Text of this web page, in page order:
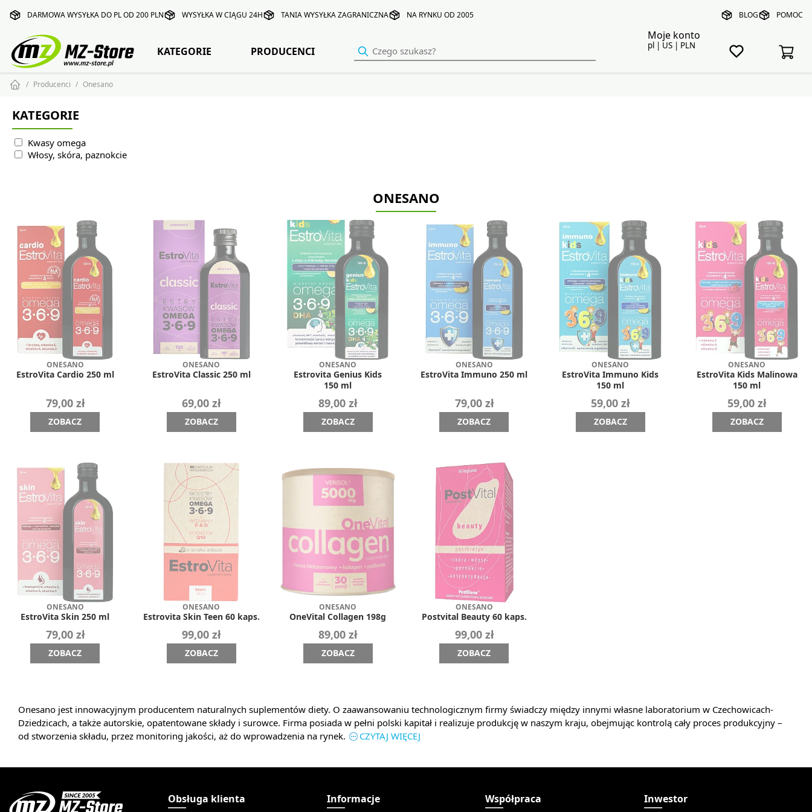
DARMOWA WYSYŁKA DO PL OD 200 PLN WYSYŁKA W CIĄGU 24H TANIA WYSYŁKA ZAGRANICZNA NA RYNKU OD 2005 BLOG POMOC
Moje konto
pl | US | PLN
KATEGORIE PRODUCENCI
Producenci Onesano
KATEGORIE
Kwasy omega
Włosy, skóra, paznokcie
ONESANO
ONESANO
EstroVita Cardio 250 ml
79,00 zł
ZOBACZ
ONESANO
EstroVita Classic 250 ml
69,00 zł
ZOBACZ
ONESANO
Estrovita Genius Kids
150 ml
89,00 zł
ZOBACZ
ONESANO
EstroVita Immuno 250 ml
79,00 zł
ZOBACZ
ONESANO
EstroVita Immuno Kids
150 ml
59,00 zł
ZOBACZ
ONESANO
EstroVita Kids Malinowa
150 ml
59,00 zł
ZOBACZ
ONESANO
EstroVita Skin 250 ml
79,00 zł
ZOBACZ
ONESANO
Estrovita Skin Teen 60 kaps.
99,00 zł
ZOBACZ
ONESANO
OneVital Collagen 198g
89,00 zł
ZOBACZ
ONESANO
Postvital Beauty 60 kaps.
99,00 zł
ZOBACZ
Onesano jest innowacyjnym producentem naturalnych suplementów diety. O zaawansowaniu technologicznym firmy świadczy między innymi własne laboratorium w Czechowicach-
Dziedzicach, a także autorskie, opatentowane składy i surowce. Firma posiada w pełni polski kapitał i realizuje produkcję w naszym kraju, obejmując kontrolą cały proces produkcyjny –
od stworzenia składu, przez monitoring jakości, aż do wprowadzenia na rynek.
CZYTAJ WIĘCEJ
Obsługa klienta Informacje Współpraca Inwestor